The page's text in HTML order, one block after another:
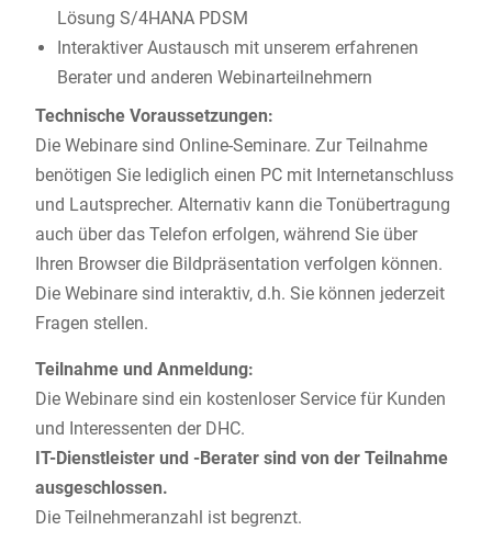
Lösung S/4HANA PDSM
Interaktiver Austausch mit unserem erfahrenen
Berater und anderen Webinarteilnehmern
Technische Voraussetzungen:
Die Webinare sind Online-Seminare. Zur Teilnahme
benötigen Sie lediglich einen PC mit Internetanschluss
und Lautsprecher. Alternativ kann die Tonübertragung
auch über das Telefon erfolgen, während Sie über
Ihren Browser die Bildpräsentation verfolgen können.
Die Webinare sind interaktiv, d.h. Sie können jederzeit
Fragen stellen.
Teilnahme und Anmeldung:
Die Webinare sind ein kostenloser Service für Kunden
und Interessenten der DHC.
IT-Dienstleister und -Berater sind von der Teilnahme
ausgeschlossen.
Die Teilnehmeranzahl ist begrenzt.